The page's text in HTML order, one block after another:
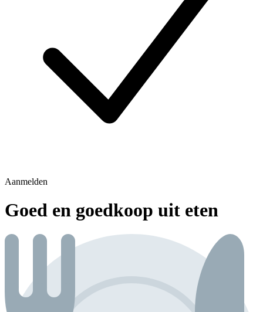
Aanmelden
Goed en goedkoop uit eten